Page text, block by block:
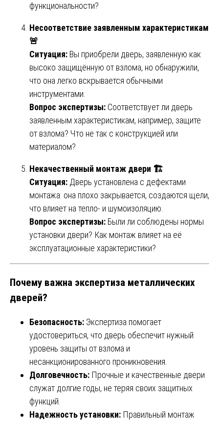
функциональности?
Несоответствие заявленным характеристикам
🚨
Ситуация: Вы приобрели дверь, заявленную как
высоко защищённую от взлома, но обнаружили,
что она легко вскрывается обычными
инструментами.
Вопрос экспертизы: Соответствует ли дверь
заявленным характеристикам, например, защите
от взлома? Что не так с конструкцией или
материалом?
Некачественный монтаж двери 🏗️
Ситуация: Дверь установлена с дефектами
монтажа: она плохо закрывается, создаются щели,
что влияет на тепло- и шумоизоляцию.
Вопрос экспертизы: Были ли соблюдены нормы
установки двери? Как монтаж влияет на её
эксплуатационные характеристики?
Почему важна экспертиза металлических
дверей?
Безопасность: Экспертиза помогает
удостовериться, что дверь обеспечит нужный
уровень защиты от взлома и
несанкционированного проникновения.
Долговечность: Прочные и качественные двери
служат долгие годы, не теряя своих защитных
функций.
Надежность установки: Правильный монтаж